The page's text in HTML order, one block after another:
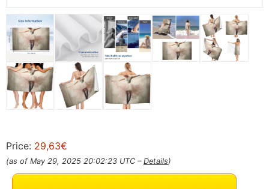
Price: 29,63€
(as of May 29, 2025 20:02:23 UTC – Details)